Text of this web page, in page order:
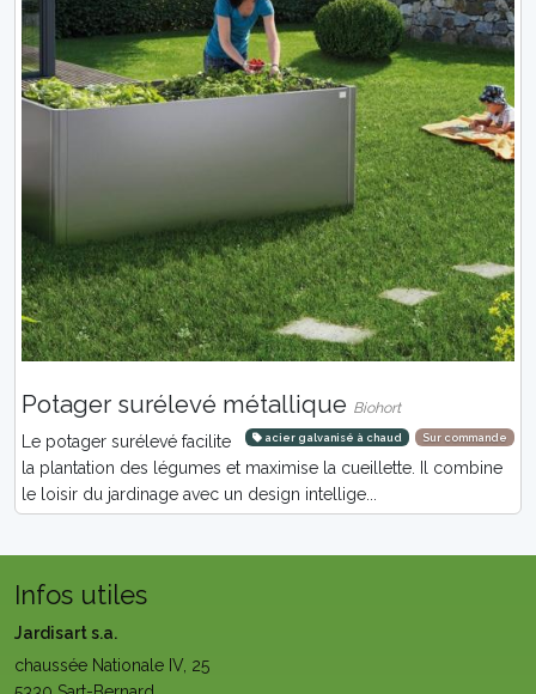
Potager surélevé métallique Biohort
acier galvanisé à chaud Sur commande
Le potager surélevé facilite
la plantation des légumes et maximise la cueillette. Il combine
le loisir du jardinage avec un design intellige...
Infos utiles
Jardisart s.a.
chaussée Nationale IV, 25